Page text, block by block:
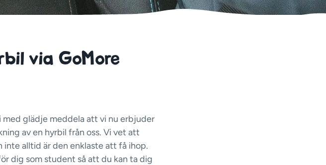
via GoMore
med glädje meddela att vi nu erbjuder
av en hyrbil från oss. Vi vet att
alltid är den enklaste att få ihop.
dig som student så att du kan ta dig